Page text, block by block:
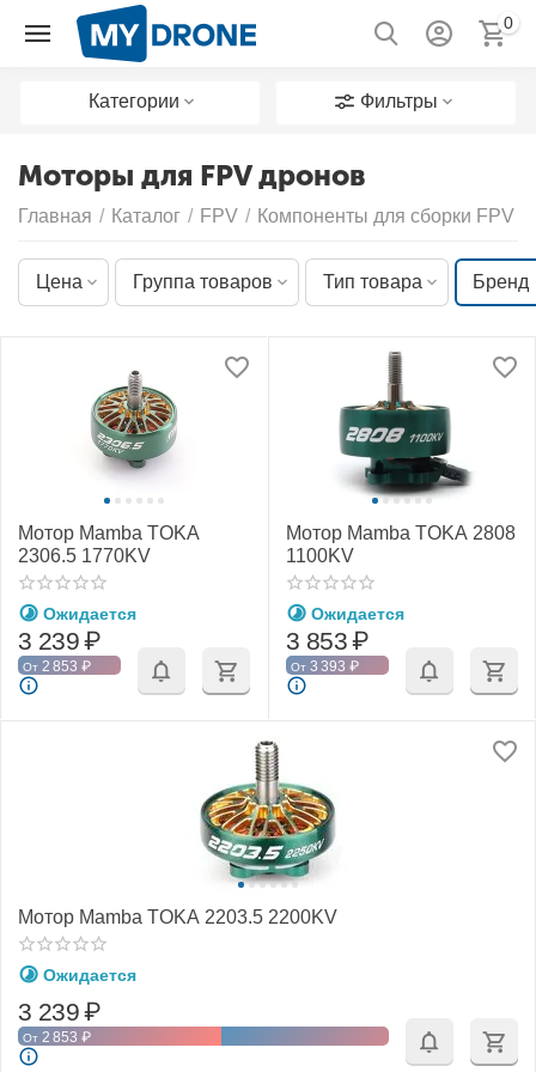
0
Категории Фильтры
Моторы для FPV дронов
Главная / Каталог / FPV / Компоненты для сборки FPV
Цена Группа товаров Тип товара Бренд
Мотор Mamba TOKA
2306.5 1770KV
Ожидается
3 239₽
От 2 853 ₽
Мотор Mamba TOKA 2808
1100KV
Ожидается
3 853₽
От 3 393 ₽
Мотор Mamba TOKA 2203.5 2200KV
Ожидается
3 239₽
От 2 853 ₽